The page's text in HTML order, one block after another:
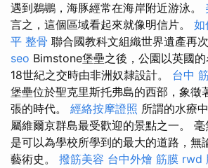
遇到鵜鶘，海豚經常在海岸附近游泳。
言之，這個區域看起來就像明信片。 如
平 整骨 聯合國教科文組織世界遺產再
seo Bimstone堡壘之後，公園以英國
18世紀之交時由非洲奴隸設計。 台中
堡壘位於聖克里斯托弗島的西部，象徵
張的時代。 經絡按摩證照 所謂的水療
屬維爾京群島最受歡迎的景點之一。
是可以為學校所學到的最大的道路，無
藝術史。 撥筋美容 台中外燴 筋膜 rwd